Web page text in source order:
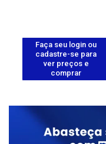
Faça seu login ou
cadastre-se para
ver preços e
comprar